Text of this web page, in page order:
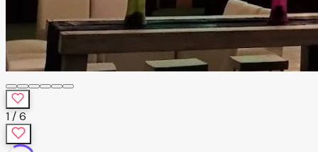
1 /6